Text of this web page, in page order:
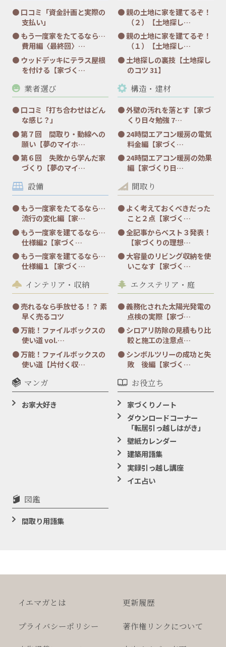
口コミ「資金計画と実際の
支払い」
もう一度家をたてるなら…
費用編〈最終回〉…
ウッドデッキにテラス屋根
を付ける【家づく…
親の土地に家を建てるぞ！
（２）【土地探し…
親の土地に家を建てるぞ！
（１）【土地探し…
土地探しの裏技【土地探し
のコツ 31】
業者選び
口コミ「打ち合わせはどん
な感じ？」
第７回 間取り・動線への
願い【夢のマイホ…
第６回 失敗から学んだ家
づくり【夢のマイ…
構造・建材
外壁の汚れを落とす【家づ
くり日々勉強 7…
24時間エアコン暖房の電気
料金編【家づく…
24時間エアコン暖房の効果
編【家づくり日…
設備
もう一度家をたてるなら…
流行の変化編【家…
もう一度家を建てるなら…
仕様編2【家づく…
もう一度家を建てるなら…
仕様編１【家づく…
間取り
よく考えておくべきだった
こと２点【家づく…
全記事からベスト３発表！
【家づくりの理想…
大容量のリビング収納を使
いこなす【家づく…
インテリア・収納
売れるなら手放せる！？ 素
早く売るコツ
万能！ファイルボックスの
使い道 vol.…
万能！ファイルボックスの
使い道【片付く収…
エクステリア・庭
義務化された太陽光発電の
点検の実際【家づ…
シロアリ防除の見積もり比
較と施工の注意点…
シンボルツリーの成功と失
敗 後編【家づく…
マンガ
お家大好き
お役立ち
家づくりノート
ダウンロードコーナー
「転居引っ越しはがき」
壁紙カレンダー
建築用語集
実録引っ越し講座
イエ占い
図鑑
間取り用語集
イエマガとは 更新履歴
プライバシーポリシー 著作権 リンクについて